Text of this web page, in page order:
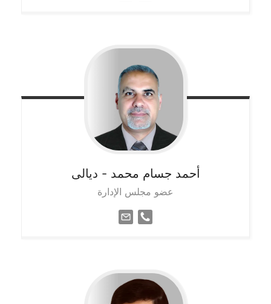
أحمد جسام محمد - ديالى
عضو مجلس الإدارة